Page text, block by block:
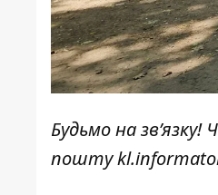
Будьмо на
пошту